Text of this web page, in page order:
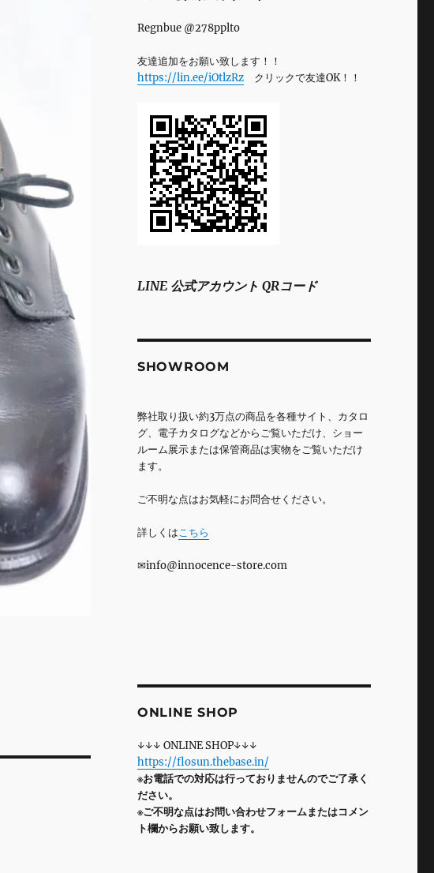
Regnbue @278pplto
友達追加をお願い致します！！
https://lin.ee/iOtlzRzクリックで友達OK！！
LINE 公式アカウント QRコード
SHOWROOM
弊社取り扱い約3万点の商品を各種サイト、カタロ
グ、電子カタログなどからご覧いただけ、ショー
ルーム展示または保管商品は実物をご覧いただけ
ます。
ご不明な点はお気軽にお問合せください。
詳しくはこちら
✉info@innocence-store.com
ONLINE SHOP
↓↓↓ ONLINE SHOP↓↓↓
https://flosun.thebase.in/
※お電話での対応は行っておりませんのでご了承く
ださい。
※ご不明な点はお問い合わせフォームまたはコメン
ト欄からお願い致します。